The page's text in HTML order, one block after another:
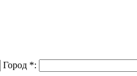
Город *: